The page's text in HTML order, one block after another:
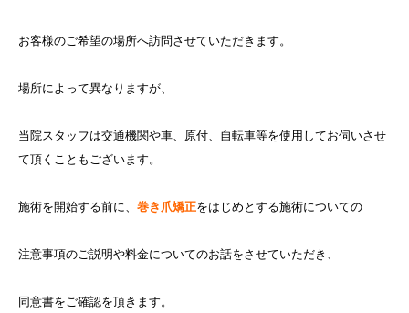
お客様のご希望の場所へ訪問させていただきます。
場所によって異なりますが、
当院スタッフは交通機関や車、原付、自転車等を使用してお伺いさせ
て頂くこともございます。
施術を開始する前に、 巻き爪矯正をはじめとする施術についての
注意事項のご説明や料金についてのお話をさせていただき、
同意書をご確認を頂きます。